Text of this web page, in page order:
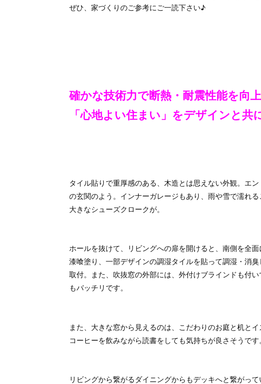
ぜひ、家づくりのご参考にご一読下さい♪
確かな技術力で断熱・耐震性能を向上
「心地よい住まい」をデザインと共
タイル貼りで重厚感のある、木造とは思えない外観。エ
の玄関のよう。インナーガレージもあり、雨や雪で濡れ
大きなシューズクロークが。
ホールを抜けて、リビングへの扉を開けると、南側を全
漆喰塗り、一部デザインの調湿タイルを貼って調湿・消
取付。また、吹抜窓の外部には、外付けブラインドも付
もバッチリです。
また、大きな窓から見えるのは、こだわりのお庭と机と
コーヒーを飲みながら読書をしても気持ちが良さそうです
リビングから繋がるダイニングからもデッキへと繋がっ